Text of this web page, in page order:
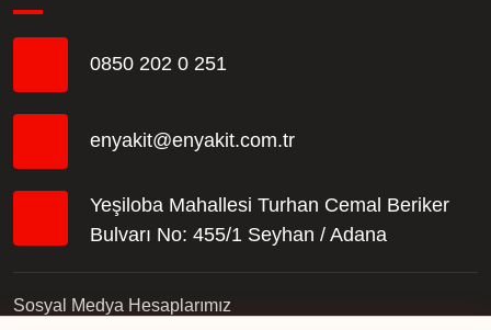
0850 202 0 251
enyakit@enyakit.com.tr
Yeşiloba Mahallesi Turhan Cemal Beriker
Bulvarı No: 455/1 Seyhan / Adana
Sosyal Medya Hesaplarımız